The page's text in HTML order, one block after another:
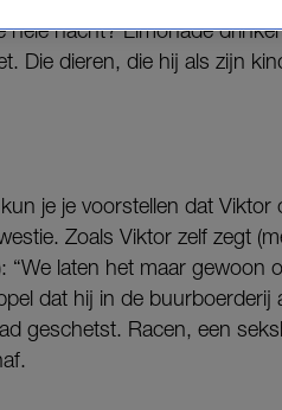
hele nacht? Limonade
Die dieren, die hij als zijn
je je voorstellen dat
Zoals Viktor zelf zegt
“We laten het maar gewoon
dat hij in de
geschetst. Racen, een